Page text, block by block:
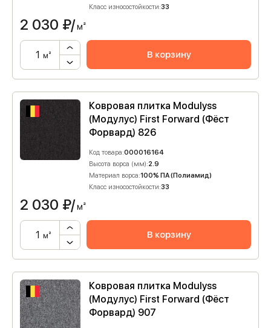
Класс износостойкости:33
2 030 ₽/м²
м² В корзину
Ковровая плитка Modulyss
(Модулус) First Forward (Фёст
Форвард) 826
Код товара:000016164
Высота ворса (мм):2.9
Материал ворса:100% ПА (Полиамид)
Класс износостойкости:33
2 030 ₽/м²
м² В корзину
Ковровая плитка Modulyss
(Модулус) First Forward (Фёст
Форвард) 907